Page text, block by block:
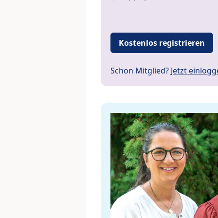
Kostenlos registrieren
Schon Mitglied? Jetzt